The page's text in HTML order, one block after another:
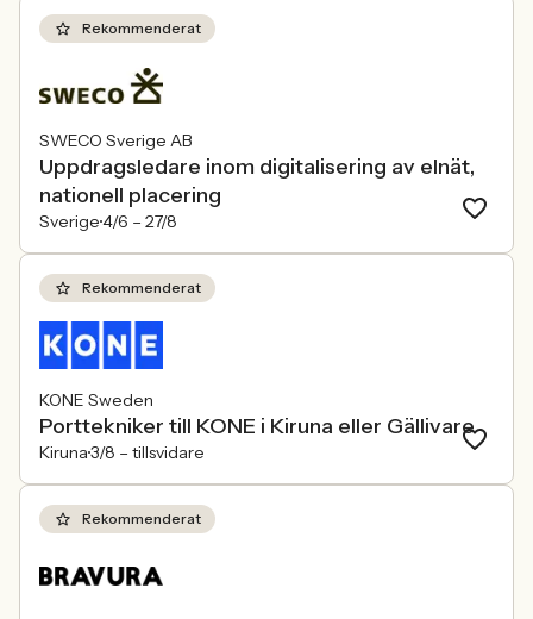
Rekommenderat
SWECO Sverige AB
Uppdragsledare inom digitalisering av elnät,
nationell placering
Sverige4/6 – 27/8
Rekommenderat
KONE Sweden
Porttekniker till KONE i Kiruna eller Gällivare
Kiruna3/8 – tillsvidare
Rekommenderat